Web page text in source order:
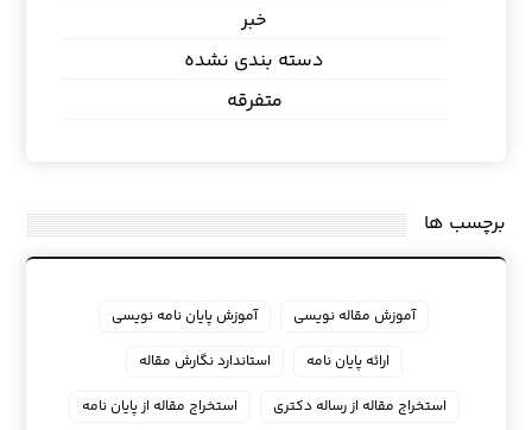
خبر
دسته بندی نشده
متفرقه
برچسب ها
آموزش مقاله نویسی
آموزش پایان نامه نویسی
ارائه پایان نامه
استاندارد نگارش مقاله
استخراج مقاله از رساله دکتری
استخراج مقاله از پایان نامه